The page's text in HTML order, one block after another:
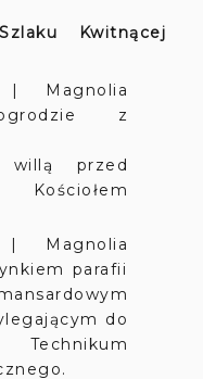
Kwitnącej
Magnolia
z
willą przed
Magnolia
parafii
do